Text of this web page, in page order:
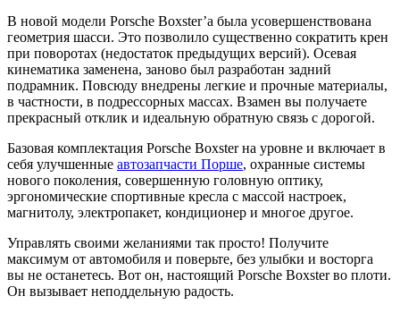
В новой модели Porsche Boxster’а была усовершенствована
геометрия шасси. Это позволило существенно сократить крен
при поворотах (недостаток предыдущих версий). Осевая
кинематика заменена, заново был разработан задний
подрамник. Повсюду внедрены легкие и прочные материалы,
в частности, в подрессорных массах. Взамен вы получаете
прекрасный отклик и идеальную обратную связь с дорогой.
Базовая комплектация Porsche Boxster на уровне и включает в
себя улучшенные автозапчасти Порше, охранные системы
нового поколения, совершенную головную оптику,
эргономические спортивные кресла с массой настроек,
магнитолу, электропакет, кондиционер и многое другое.
Управлять своими желаниями так просто! Получите
максимум от автомобиля и поверьте, без улыбки и восторга
вы не останетесь. Вот он, настоящий Porsche Boxster во плоти.
Он вызывает неподдельную радость.